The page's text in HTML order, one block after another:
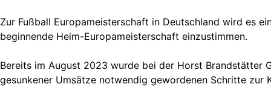
Zur Fußball Europameisterschaft in Deutschland wird es
beginnende Heim-Europameisterschaft einzustimmen.
Bereits im August 2023 wurde bei der Horst Brandstätter
gesunkener Umsätze notwendig gewordenen Schritte zur